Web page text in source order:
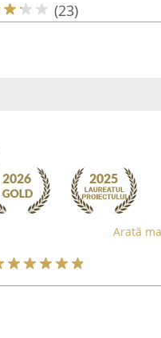
(23)
Arată